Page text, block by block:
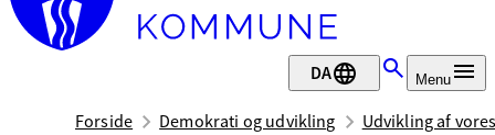
DA Menu
Forside Demokrati og udvikling Udvikling af